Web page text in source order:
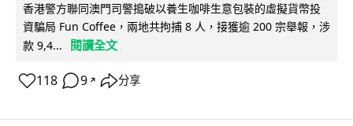
香港警方聯同澳門司警搗破以養生咖啡生意包裝的虛擬貨幣投
資騙局 Fun Coffee，兩地共拘捕 8 人，接獲逾 200 宗舉報，涉
款 9,4...
閱讀全文
118 9 ↗ 分享